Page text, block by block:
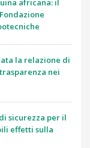
africana: il
la relazione di
nei
di sicurezza per il
effetti sulla